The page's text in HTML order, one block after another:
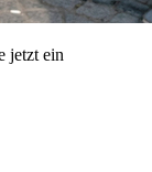
jetzt ein